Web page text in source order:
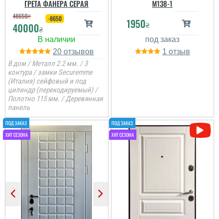
Руслана
читати всі відгуки
для вуличного
використання, ціна і
якість присутня.
читати всі відгуки
Юлия
ГРЕТА ФАНЕРА СЕРАЯ
48650₴
40000₴
-8650
20
В дом / Металл 2.2 мм. / 3
контура / замки Securemme
(Италия) сейфовый и под
цилиндр (перекодируемый) /
Полотно 115 мм. / Деревянная
панель
M138-1
1950₴
1